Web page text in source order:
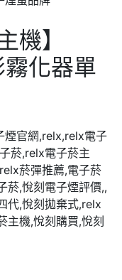
機】
化器單